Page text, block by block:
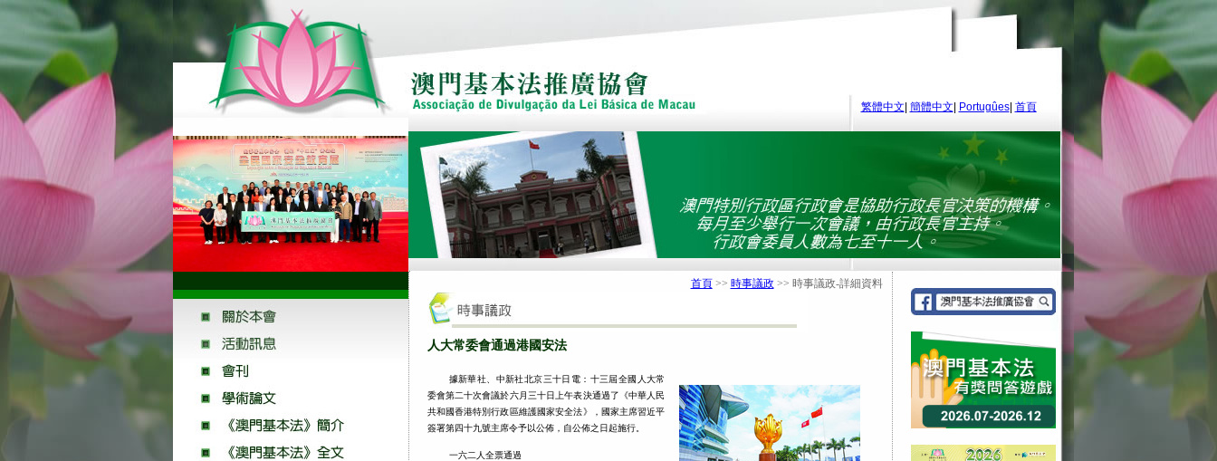
繁體中文 簡體中文 Portugûes| 首頁
首頁>> 時事議政>> 時事議政-詳細資料
人大常委會通過港國安法
據新華社、中新社北京三十日電：十三屆全國人大常
委會第二十次會議於六月三十日上午表決通過了《中華人民
共和國香港特別行政區維護國家安全法》，國家主席習近平
簽署第四十九號主席令予以公佈，自公佈之日起施行。
一六二人全票通過